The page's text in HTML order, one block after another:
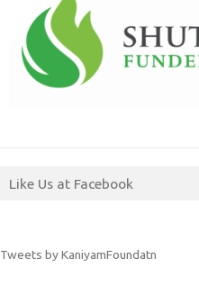
Like Us at Facebook
Tweets by KaniyamFoundatn